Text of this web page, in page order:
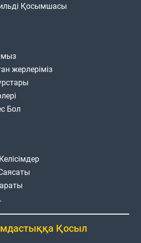
Қосымшасы
жерлеріміз
Бол
Қосыл